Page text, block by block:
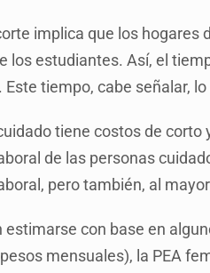
implica que los hogares
los estudiantes. Así, el
Este tiempo, cabe señalar,
tiene costos de
de las personas
pero también, al
estimarse con base en
mensuales), la PEA